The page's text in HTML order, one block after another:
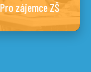
Pro zájemce ZŠ